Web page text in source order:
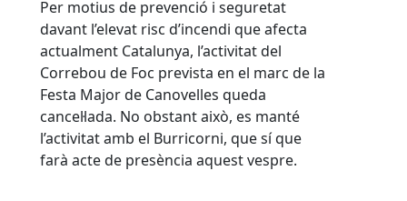
Per motius de prevenció i seguretat
davant l’elevat risc d’incendi que afecta
actualment Catalunya, l’activitat del
Correbou de Foc prevista en el marc de la
Festa Major de Canovelles queda
cancel·lada. No obstant això, es manté
l’activitat amb el Burricorni, que sí que
farà acte de presència aquest vespre.